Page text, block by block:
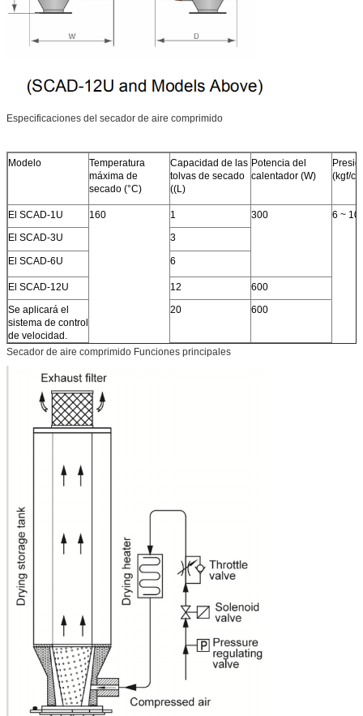
Especificaciones del secador de aire comprimido
Modelo
Temperatura
máxima de
secado (°C)
Capacidad de las
tolvas de secado
((L)
Potencia del
calentador (W)
(kgf/
El SCAD-1U 160 1 300
6 ~ 10
El SCAD-3U
3
El SCAD-6U 6
El SCAD-12U 12
600
Se aplicará el
sistema de control
de velocidad.
20 600
El SCAD-40U 40
Secador de aire comprimido Funciones principales